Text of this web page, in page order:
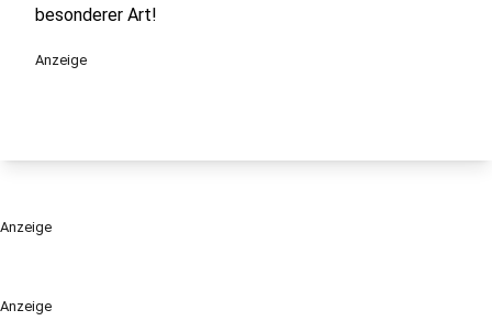
Anzeige
besonderer Art!
Anzeige
Anzeige